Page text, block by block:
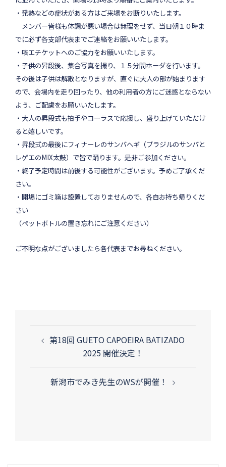
・発熱などの症状がある方はご来場をお断りいたします。
メンバー皆様も体調が悪い場合は無理をせず、当日朝１０時ま
でに必ず各支部代表までご連絡をお願いいたします。
・咳エチケットへのご協力をお願いいたします。
・子供の昇段後、集合写真を撮り、１５分間ホーダを行います。
その後は子供は解散となりますが、直ぐに大人の部が始まります
ので、会場内を走り回ったり、 他の利用者の方にご迷惑とならない
よう、ご配慮をお願いいたします。
・大人の昇段式も拍手やコーラスで応援し、盛り上げていただけ
ると嬉しいです。
・昇段式の最後にフィナーレのサンバヘギ（ブラジルのサンバと
レゲエのMIX太鼓）で皆で踊ります。是非ご参加ください。
・終了予定時間は前後する可能性がございます。予めご了承くだ
さい。
・開場にゴミ箱は設置しておりませんので、各自お持ち帰りくだ
さい
（ペットボトルの置き忘れにご注意ください）
ご不明な点がございましたら各代表までお尋ねください。
投
稿
第18回 GUETO CAPOEIRA BATIZADO
2025 開催決定！
新潟市でみき先生のWSが開催！